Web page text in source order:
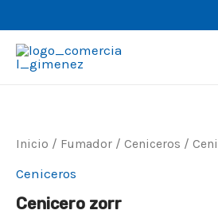
al
contenido
Inicio / Fumador / Ceniceros /
Ceniceros
Cenicero zorr